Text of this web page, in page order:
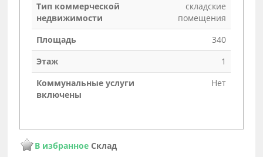
Тип коммерческой
недвижимости
складские
помещения
Площадь
340
Этаж
1
Коммунальные услуги
включены
Нет
В избранное Склад